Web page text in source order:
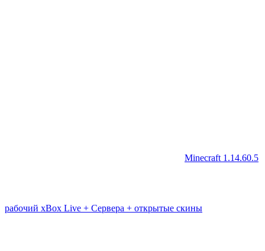
Minecraft 1.14.60.5
рабочий xBox Live + Сервера + открытые скины